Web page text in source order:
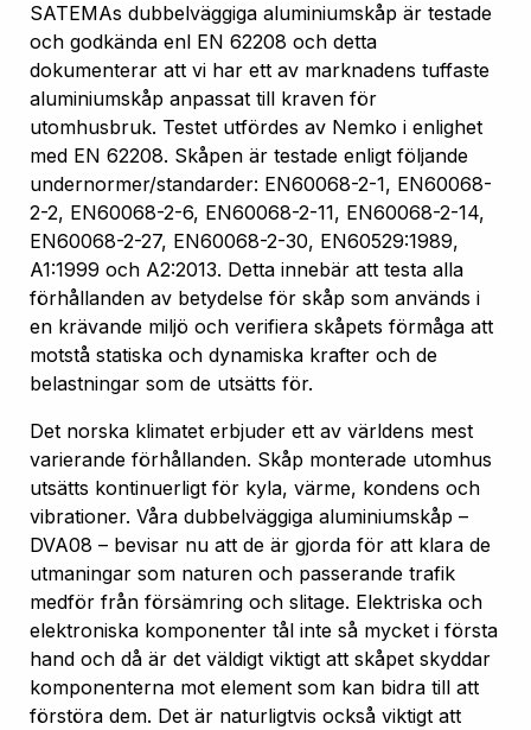
SATEMAs dubbelväggiga aluminiumskåp är testade
och godkända enl EN 62208 och detta
dokumenterar att vi har ett av marknadens tuffaste
aluminiumskåp anpassat till kraven för
utomhusbruk. Testet utfördes av Nemko i enlighet
med EN 62208. Skåpen är testade enligt följande
undernormer/standarder: EN60068-2-1, EN60068-
2-2, EN60068-2-6, EN60068-2-11, EN60068-2-14,
EN60068-2-27, EN60068-2-30, EN60529:1989,
A1:1999 och A2:2013. Detta innebär att testa alla
förhållanden av betydelse för skåp som används i
en krävande miljö och verifiera skåpets förmåga att
motstå statiska och dynamiska krafter och de
belastningar som de utsätts för.
Det norska klimatet erbjuder ett av världens mest
varierande förhållanden. Skåp monterade utomhus
utsätts kontinuerligt för kyla, värme, kondens och
vibrationer. Våra dubbelväggiga aluminiumskåp –
DVA08 – bevisar nu att de är gjorda för att klara de
utmaningar som naturen och passerande trafik
medför från försämring och slitage. Elektriska och
elektroniska komponenter tål inte så mycket i första
hand och då är det väldigt viktigt att skåpet skyddar
komponenterna mot element som kan bidra till att
förstöra dem. Det är naturligtvis också viktigt att